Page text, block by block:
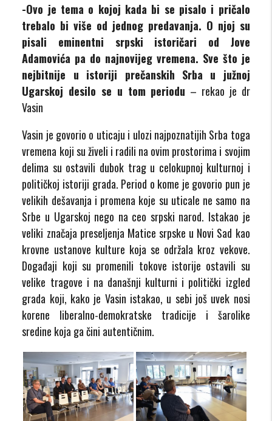
-Ovo je tema o kojoj kada bi se pisalo i pričalo
trebalo bi više od jednog predavanja. O njoj su
pisali eminentni srpski istoričari od Jove
Adamovića pa do najnovijeg vremena. Sve što je
nejbitnije u istoriji prečanskih Srba u južnoj
Ugarskoj desilo se u tom periodu – rekao je dr
Vasin
Vasin je govorio o uticaju i ulozi najpoznatijih Srba toga
vremena koji su živeli i radili na ovim prostorima i svojim
delima su ostavili dubok trag u celokupnoj kulturnoj i
političkoj istoriji grada. Period o kome je govorio pun je
velikih dešavanja i promena koje su uticale ne samo na
Srbe u Ugarskoj nego na ceo srpski narod. Istakao je
veliki značaja preseljenja Matice srpske u Novi Sad kao
krovne ustanove kulture koja se održala kroz vekove.
Događaji koji su promenili tokove istorije ostavili su
velike tragove i na današnji kulturni i politički izgled
grada koji, kako je Vasin istakao, u sebi još uvek nosi
korene liberalno-demokratske tradicije i šarolike
sredine koja ga čini autentičnim.